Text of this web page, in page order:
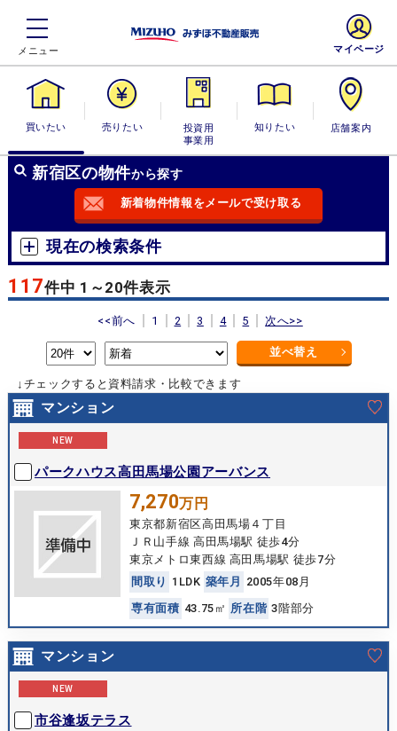
買いたい 売りたい
投資用・事業
用
知りたい 店舗案内
マイページ
新宿区の物件から探す
新着物件情報をメールで受け取る
現在の検索条件
117件中 1～20件表示
<<前へ 1 2 3 4 5 次へ>>
並べ替え
↓チェックすると資料請求・比較できます
マンション
NEW
パークハウス高田馬場公園アーバンス
7,270万円
東京都新宿区高田馬場４丁目
ＪＲ山手線 高田馬場駅 徒歩4分
東京メトロ東西線 高田馬場駅 徒歩7分
間 取 り 1LDK 築年 月
2005年08月
専有面積 43.75㎡ 所在 階 3階部分
マンション
NEW
市谷逢坂テラス